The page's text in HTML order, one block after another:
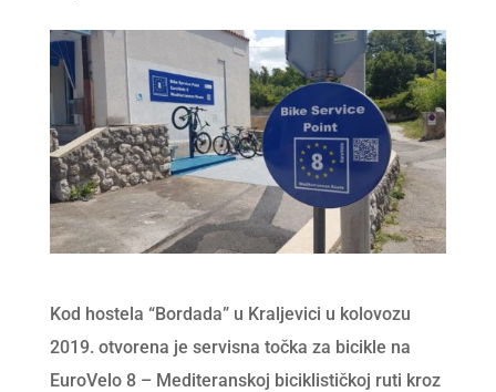
Kod hostela “Bordada” u Kraljevici u kolovozu
2019. otvorena je servisna točka za bicikle na
EuroVelo 8 – Mediteranskoj biciklističkoj ruti kroz